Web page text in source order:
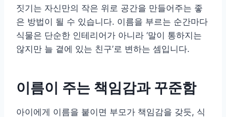
짓기는 자신만의 작은 위로 공간을 만들어주는 좋
은 방법이 될 수 있습니다. 이름을 부르는 순간마다
식물은 단순한 인테리어가 아니라 ‘말이 통하지는
않지만 늘 곁에 있는 친구’로 변하는 셈입니다.
이름이 주는 책임감과 꾸준함
아이에게 이름을 붙이면 부모가 책임감을 갖듯, 식